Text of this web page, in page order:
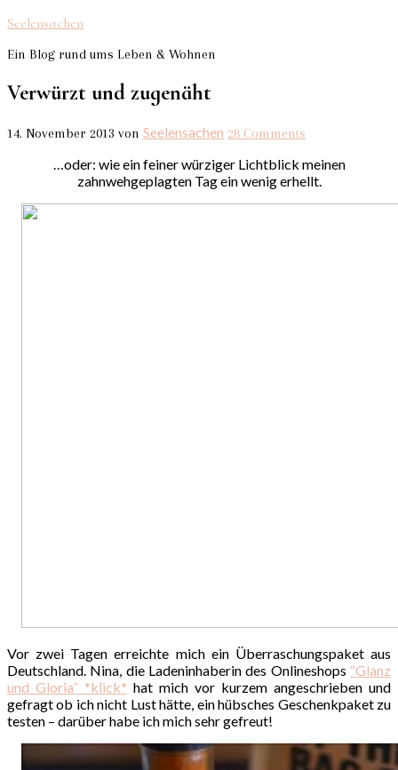
Seelensachen
Ein Blog rund ums Leben & Wohnen
Verwürzt und zugenäht
14. November 2013 von Seelensachen 28 Comments
…oder: wie ein feiner würziger Lichtblick meinen
zahnwehgeplagten Tag ein wenig erhellt.
Vor zwei Tagen erreichte mich ein Überraschungspaket aus
Deutschland. Nina, die Ladeninhaberin des Onlineshops “Glanz
und Gloria” *klick* hat mich vor kurzem angeschrieben und
gefragt ob ich nicht Lust hätte, ein hübsches Geschenkpaket zu
testen – darüber habe ich mich sehr gefreut!